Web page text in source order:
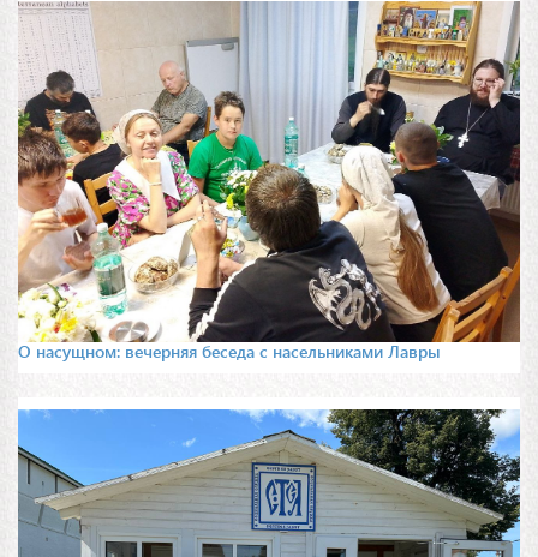
О насущном: вечерняя беседа с насельниками Лавры